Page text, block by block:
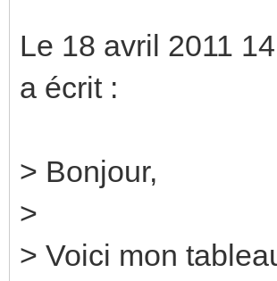
Le 18 avril 2011
a écrit :
> Bonjour,
>
> Voici mon